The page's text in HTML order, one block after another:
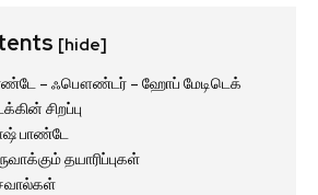
[hide]
– ஃபௌண்டர் – ஹோப் மேடிடெக்
சிறப்பு
பாண்டே
தயாரிப்புகள்